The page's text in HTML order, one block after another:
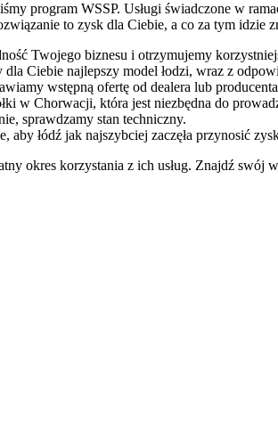
program WSSP. Usługi świadczone w
to zysk dla Ciebie, a co za tym idzie
Twojego biznesu i otrzymujemy
Ciebie najlepszy model łodzi, wraz z
wstępną ofertę od dealera lub
w Chorwacji, która jest niezbędna do
sprawdzamy stan techniczny.
łódź jak najszybciej zaczęła przynosić
okres korzystania z ich usług. Znajdź swój